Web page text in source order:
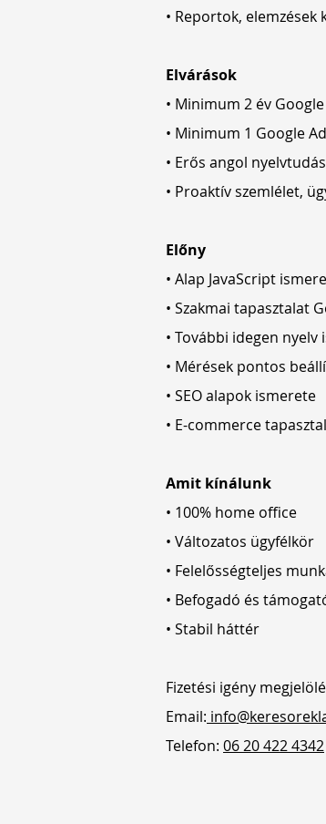
• Reportok, elemzések
Elvárások
• Minimum 2 év
• Minimum 1 Google
• Erős angol nyelvtudás
• Proaktív szemlélet,
Előny
• Alap JavaScript
• Szakmai tapasztalat
• További idegen nyelv
• Mérések pontos
• SEO alapok ismerete
• E-commerce
Amit kínálunk
• 100% home office
• Változatos ügyfélkör
• Felelősségteljes
• Befogadó és
• Stabil háttér
Fizetési igény
Email:
Telefon: 06 20 422 4342